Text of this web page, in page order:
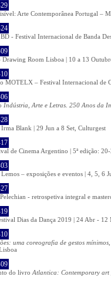
Arte Contemporânea Portugal –
- Festival Internacional de Banda
Drawing Room Lisboa | 10 a 13
MOTELX – Festival Internacional de
Indústria, Arte e Letras. 250 Anos da
Irma Blank | 29 Jun a 8 Set, Culturgest
de Cinema Argentino | 5ª edição:
– exposições e eventos | 4, 5, 6
- retrospetiva integral e
Dias da Dança 2019 | 24 Abr - 12
uma coreografia de gestos mínimos
do livro Atlantica: Contemporary